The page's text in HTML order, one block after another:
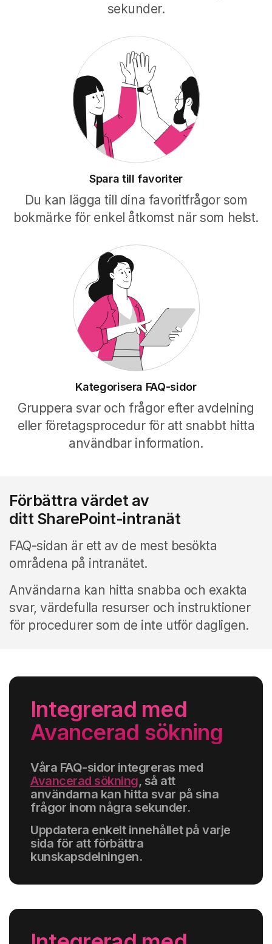
sekunder.
Spara till favoriter
Du kan lägga till dina favoritfrågor som
bokmärke för enkel åtkomst när som helst.
Kategorisera FAQ-sidor
Gruppera svar och frågor efter avdelning
eller företagsprocedur för att snabbt hitta
användbar information.
Förbättra värdet av
ditt SharePoint-intranät
FAQ-sidan är ett av de mest besökta
områdena på intranätet.
Användarna kan hitta snabba och exakta
svar, värdefulla resurser och instruktioner
för procedurer som de inte utför dagligen.
Integrerad med
Avancerad sökning
Våra FAQ-sidor integreras med
Avancerad sökning, så att
användarna kan hitta svar på sina
frågor inom några sekunder.
Uppdatera enkelt innehållet på varje
sida för att förbättra
kunskapsdelningen.